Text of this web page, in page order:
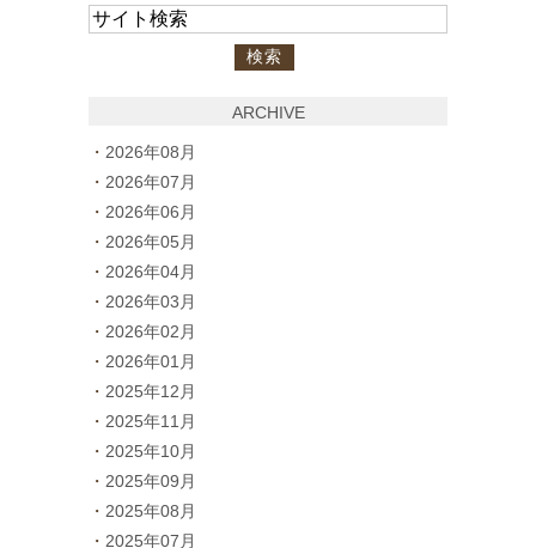
ARCHIVE
2026年08月
2026年07月
2026年06月
2026年05月
2026年04月
2026年03月
2026年02月
2026年01月
2025年12月
2025年11月
2025年10月
2025年09月
2025年08月
2025年07月